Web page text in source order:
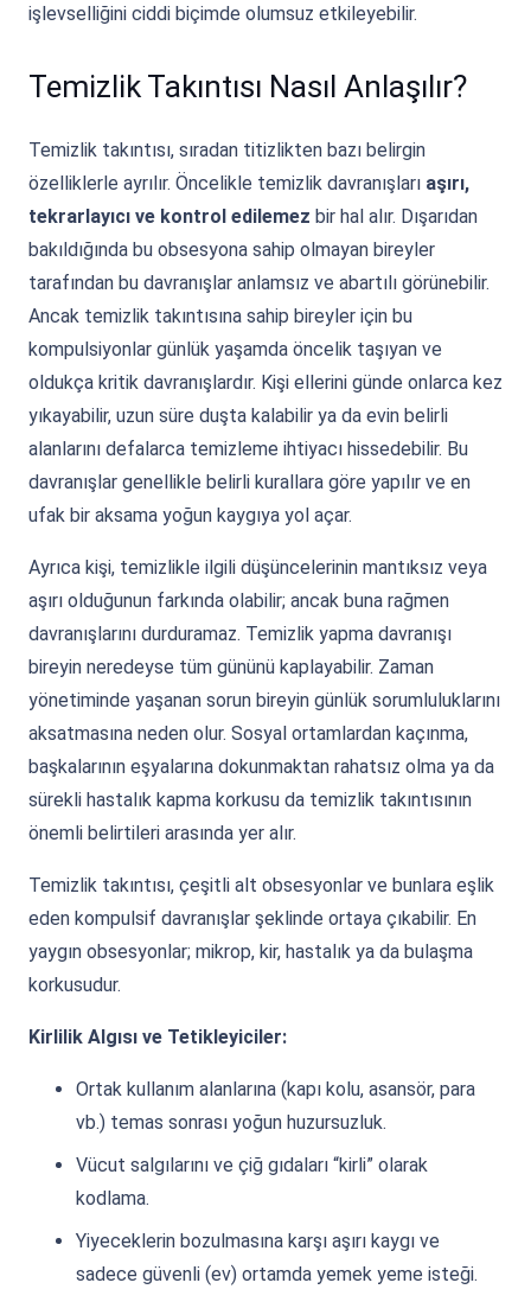
işlevselliğini ciddi biçimde olumsuz etkileyebilir.
Temizlik Takıntısı Nasıl Anlaşılır?
Temizlik takıntısı, sıradan titizlikten bazı belirgin
özelliklerle ayrılır. Öncelikle temizlik davranışları aşırı,
tekrarlayıcı ve kontrol edilemez bir hal alır. Dışarıdan
bakıldığında bu obsesyona sahip olmayan bireyler
tarafından bu davranışlar anlamsız ve abartılı görünebilir.
Ancak temizlik takıntısına sahip bireyler için bu
kompulsiyonlar günlük yaşamda öncelik taşıyan ve
oldukça kritik davranışlardır. Kişi ellerini günde onlarca kez
yıkayabilir, uzun süre duşta kalabilir ya da evin belirli
alanlarını defalarca temizleme ihtiyacı hissedebilir. Bu
davranışlar genellikle belirli kurallara göre yapılır ve en
ufak bir aksama yoğun kaygıya yol açar.
Ayrıca kişi, temizlikle ilgili düşüncelerinin mantıksız veya
aşırı olduğunun farkında olabilir; ancak buna rağmen
davranışlarını durduramaz. Temizlik yapma davranışı
bireyin neredeyse tüm gününü kaplayabilir. Zaman
yönetiminde yaşanan sorun bireyin günlük sorumluluklarını
aksatmasına neden olur. Sosyal ortamlardan kaçınma,
başkalarının eşyalarına dokunmaktan rahatsız olma ya da
sürekli hastalık kapma korkusu da temizlik takıntısının
önemli belirtileri arasında yer alır.
Temizlik takıntısı, çeşitli alt obsesyonlar ve bunlara eşlik
eden kompulsif davranışlar şeklinde ortaya çıkabilir. En
yaygın obsesyonlar; mikrop, kir, hastalık ya da bulaşma
korkusudur.
Kirlilik Algısı ve Tetikleyiciler:
Ortak kullanım alanlarına (kapı kolu, asansör, para
vb.) temas sonrası yoğun huzursuzluk.
Vücut salgılarını ve çiğ gıdaları “kirli” olarak
kodlama.
Yiyeceklerin bozulmasına karşı aşırı kaygı ve
sadece güvenli (ev) ortamda yemek yeme isteği.